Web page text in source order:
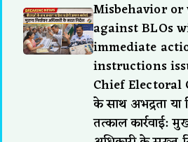
Misbehavior or
against BLOs
immediate
instructions
Chief
के साथ अभद्रता या
तत्काल कार्रवाई: